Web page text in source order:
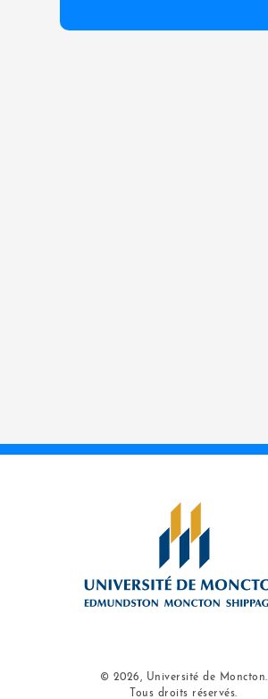
© 2026, Université de Moncton.
Tous droits réservés.